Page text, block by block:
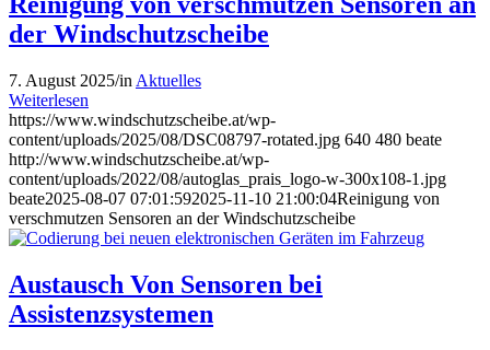
der Windschutzscheibe
7. August 2025/in Aktuelles
Weiterlesen
https://www.windschutzscheibe.at/wp-
content/uploads/2025/08/DSC08797-rotated.jpg 640 480 beate
http://www.windschutzscheibe.at/wp-
content/uploads/2022/08/autoglas_prais_logo-w-300x108-1.jpg
beate2025-08-07 07:01:592025-11-10 21:00:04Reinigung von
verschmutzen Sensoren an der Windschutzscheibe
Austausch Von Sensoren bei
Assistenzsystemen